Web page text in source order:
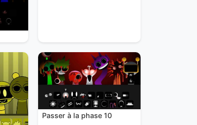
Passer à la phase 10